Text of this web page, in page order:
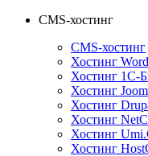
CMS-хостинг
CMS-хостинг
Хостинг
Хостинг 1С-
Хостинг
Хостинг
Хостинг
Хостинг
Хостинг